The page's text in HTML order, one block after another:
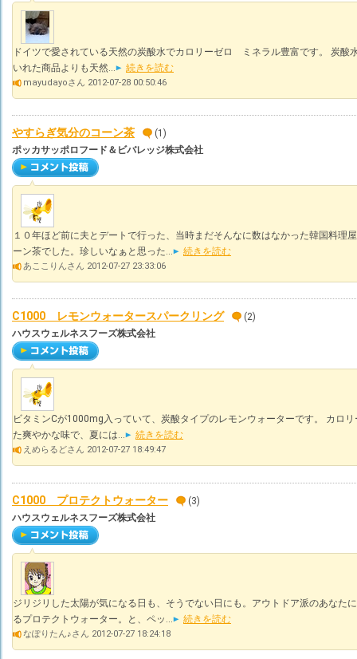
ドイツで愛されている天然の炭酸水でカロリーゼロ ミネラル豊富です。 炭酸
いれた商品よりも天然...
続きを読む
mayudayoさん 2012-07-28 00:50:46
やすらぎ気分のコーン茶
(1)
ポッカサッポロフード＆ビバレッジ株式会社
１０年ほど前に夫とデートで行った、当時まだそんなに数はなかった韓国料理
ーン茶でした。珍しいなぁと思った...
続きを読む
あここりんさん 2012-07-27 23:33:06
C1000 レモンウォータースパークリング
(2)
ハウスウェルネスフーズ株式会社
ビタミンCが1000mg入っていて、炭酸タイプのレモンウォーターです。 カロ
た爽やかな味で、夏には...
続きを読む
えめらるどさん 2012-07-27 18:49:47
C1000 プロテクトウォーター
(3)
ハウスウェルネスフーズ株式会社
ジリジリした太陽が気になる日も、そうでない日にも。アウトドア派のあなた
るプロテクトウォーター。と、ペッ...
続きを読む
なぽりたん♪さん 2012-07-27 18:24:18